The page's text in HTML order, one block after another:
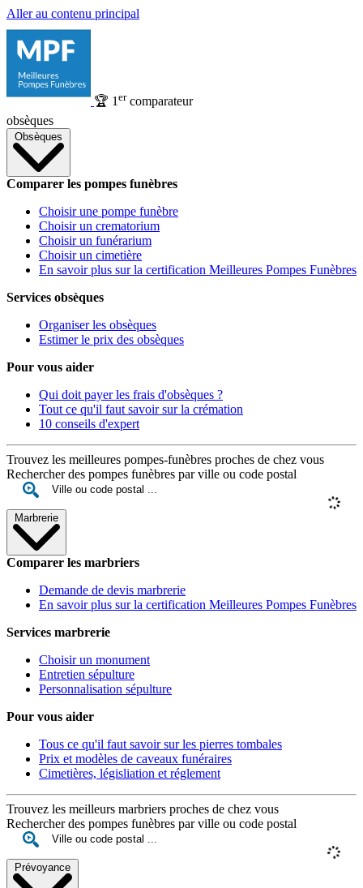
Aller au contenu principal
🏆 1 ercomparateur
obsèques
Obsèques
Comparer les pompes funèbres
Choisir une pompe funèbre
Choisir un crematorium
Choisir un funérarium
Choisir un cimetière
En savoir plus sur la certification Meilleures Pompes Funèbres
Services obsèques
Organiser les obsèques
Estimer le prix des obsèques
Pour vous aider
Qui doit payer les frais d'obsèques ?
Tout ce qu'il faut savoir sur la crémation
10 conseils d'expert
Trouvez les meilleures pompes-funèbres proches de chez vous
Rechercher des pompes funèbres par ville ou code postal
Marbrerie
Comparer les marbriers
Demande de devis marbrerie
En savoir plus sur la certification Meilleures Pompes Funèbres
Services marbrerie
Choisir un monument
Entretien sépulture
Personnalisation sépulture
Pour vous aider
Tous ce qu'il faut savoir sur les pierres tombales
Prix et modèles de caveaux funéraires
Cimetières, législiation et réglement
Trouvez les meilleurs marbriers proches de chez vous
Rechercher des pompes funèbres par ville ou code postal
Prévoyance